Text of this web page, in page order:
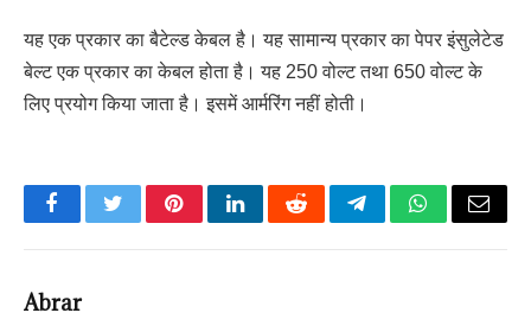
यह एक प्रकार का बैटेल्ड केबल है। यह सामान्य प्रकार का पेपर इंसुलेटेड
बेल्ट एक प्रकार का केबल होता है। यह 250 वोल्ट तथा 650 वोल्ट के
लिए प्रयोग किया जाता है। इसमें आर्मरिंग नहीं होती।
FacebookTwitterPinterestLinkedInRedditTelegramWhatsApp
Email
Abrar